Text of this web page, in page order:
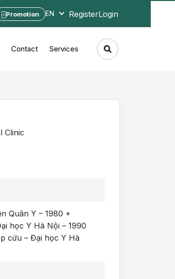
Promotion EN RegisterLogin
Contact Services
Clinic
Quân Y – 1980 +
học Y Hà Nội – 1990
cứu – Đại học Y Hà